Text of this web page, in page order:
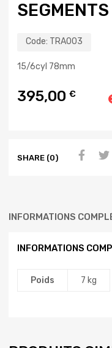
Code: TRA003
15/6cyl 78mm
395,00 €
SHARE (0)
INFORMATIONS
INFORMATIONS
Poids 7 kg